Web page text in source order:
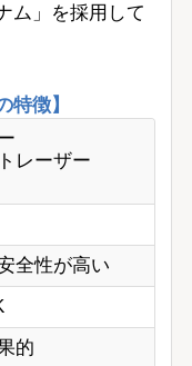
ム」を採用して
特徴】
レーザー
全性が高い
的